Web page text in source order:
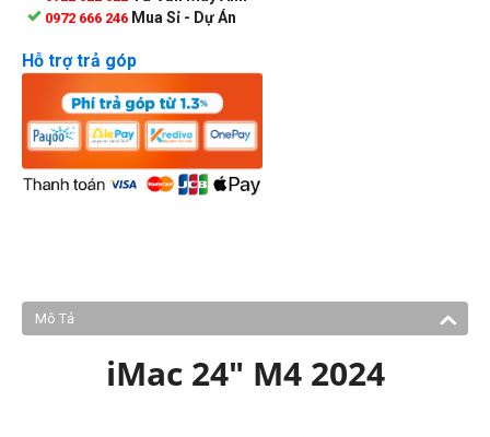
0972 666 246 Mua Sỉ - Dự Án
Hỗ trợ trả góp
Mô Tả
iMac 24" M4 2024